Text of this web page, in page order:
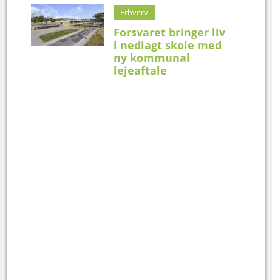
Erhverv
Forsvaret bringer liv
i nedlagt skole med
ny kommunal
lejeaftale